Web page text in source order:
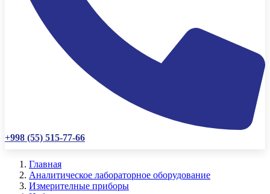
+998 (55) 515-77-66
Главная
Аналитическое лабораторное оборудование
Измерителные приборы